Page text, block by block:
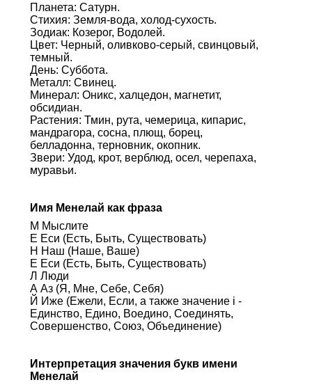
Планета: Сатурн.
Стихия: Земля-вода, холод-сухость.
Зодиак: Козерог, Водолей.
Цвет: Черный, оливково-серый, свинцовый,
темный.
День: Суббота.
Металл: Свинец.
Минерал: Оникс, халцедон, магнетит,
обсидиан.
Растения: Тмин, рута, чемерица, кипарис,
мандрагора, сосна, плющ, борец,
белладонна, терновник, окопник.
Звери: Удод, крот, верблюд, осел, черепаха,
муравьи.
Имя Менелай как фраза
М Мыслите
Е Еси (Есть, Быть, Существовать)
Н Наш (Наше, Ваше)
Е Еси (Есть, Быть, Существовать)
Л Люди
А Аз (Я, Мне, Себе, Себя)
Й Иже (Ежели, Если, а также значение i -
Единство, Едино, Воедино, Соединять,
Совершенство, Союз, Объединение)
Интерпретация значения букв имени
Менелай